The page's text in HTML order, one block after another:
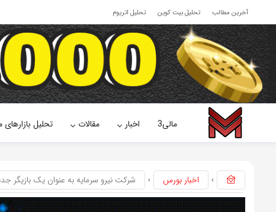
آخرین مطالب تحلیل بیت کوین تحلیل اتریوم
مالی3 اخبار مقالات تحلیل بازارهای
اخبار بورس شرکت نیرو سرمایه به عنوان یک بازیگر